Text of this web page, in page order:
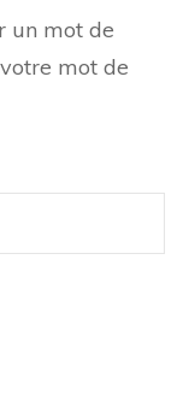
un mot de
mot de